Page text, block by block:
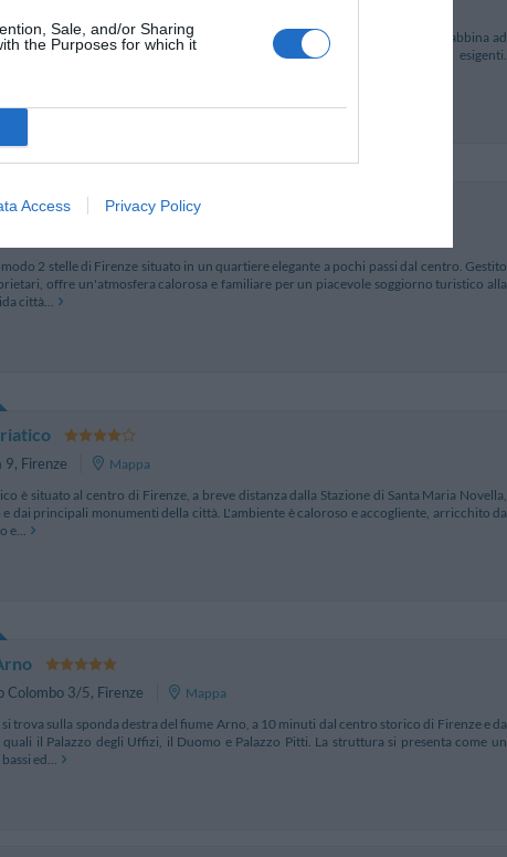
Sale, and/or Sharing
the Purposes for which it
Access Privacy Policy
nel cuore del centro storico di Firenze in un elegante edificio dell'800, abbina ad
in stile, comodità e tecnologie innovative per soddisfare i clienti più esigenti.
2 stelle di Firenze situato in un quartiere elegante a pochi passi dal centro. Gestito
offre un'atmosfera calorosa e familiare per un piacevole soggiorno turistico alla
città...
9, Firenze
Mappa
è situato al centro di Firenze, a breve distanza dalla Stazione di Santa Maria Novella,
dai principali monumenti della città. L'ambiente è caloroso e accogliente, arricchito da
Colombo 3/5, Firenze
Mappa
trova sulla sponda destra del fiume Arno, a 10 minuti dal centro storico di Firenze e da
il Palazzo degli Uffizi, il Duomo e Palazzo Pitti. La struttura si presenta come un
ed...